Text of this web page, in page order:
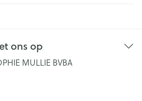
ons op
MULLIE BVBA